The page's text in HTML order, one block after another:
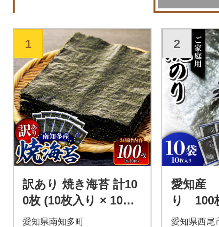
1
訳あり 焼き海苔 計10
0枚 (10枚入り × 10セ
ット) 小分け 南知多町
愛知県南知多町
2
愛知産
り 100
袋)・
愛知県西尾